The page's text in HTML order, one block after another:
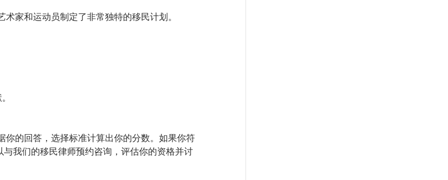
家和运动员制定了非常独特的移民计划。
的回答，选择标准计算出你的分数。如果你符
我们的移民律师预约咨询，评估你的资格并讨